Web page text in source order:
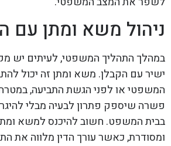
ניהול משא ומתן עם
במהלך התהליך המשפטי, לעיתים יש
ישיר עם הקבלן. משא ומתן זה יכול
המשפטי או לפני הגשת התביעה,
פשרה שיספק פתרון לבעיה מבלי
בבית המשפט. חשוב להיכנס למשא
ומסודרת, כאשר עורך הדין מלווה את